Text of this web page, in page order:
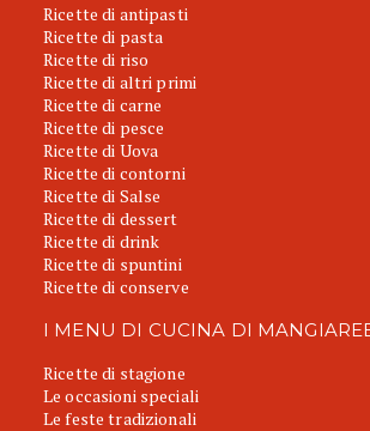
Ricette di antipasti
Ricette di pasta
Ricette di riso
Ricette di altri primi
Ricette di carne
Ricette di pesce
Ricette di Uova
Ricette di contorni
Ricette di Salse
Ricette di dessert
Ricette di drink
Ricette di spuntini
Ricette di conserve
I MENU DI CUCINA DI
Ricette di stagione
Le occasioni speciali
Le feste tradizionali